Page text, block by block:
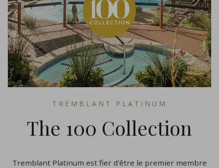
TREMBLANT PLATINUM
The 100 Collection
Tremblant Platinum est fier d'être le premier membre